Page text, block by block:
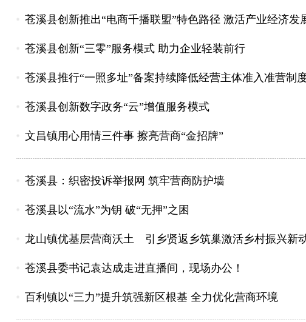
苍溪县创新推出“电商千播联盟”特色路径 激活产业经济发
苍溪县创新“三零”服务模式 助力企业轻装前行
苍溪县推行“一照多址”备案持续降低经营主体准入准营制
苍溪县创新数字政务“云”增值服务模式
文昌镇用心用情三件事 擦亮营商“金招牌”
苍溪县：织密投诉举报网 筑牢营商防护墙
苍溪县以“流水”为钥 破“无押”之困
龙山镇优基层营商沃土 引乡贤返乡筑巢激活乡村振兴新
苍溪县委书记袁达成走进直播间，现场办公！
百利镇以“三力”提升筑强新区根基 全力优化营商环境